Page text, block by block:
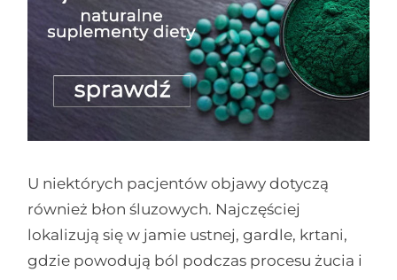
U niektórych pacjentów objawy dotyczą
również błon śluzowych. Najczęściej
lokalizują się w jamie ustnej, gardle, krtani,
gdzie powodują ból podczas procesu żucia i